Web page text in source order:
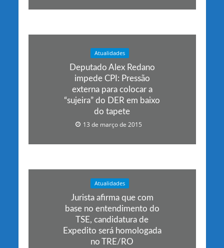
Atualidades
Deputado Alex Redano
impede CPI: Pressão
externa para colocar a
“sujeira” do DER em baixo
do tapete
13 de março de 2015
Atualidades
Jurista afirma que com
base no entendimento do
TSE, candidatura de
Expedito será homologada
no TRE/RO